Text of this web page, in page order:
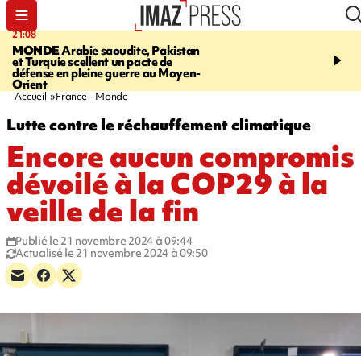
21:08
MONDEArabie saoudite, Pakistan
et Turquie scellent un pacte de
défense en pleine guerre au Moyen-
Orient
08:11
de cartes à
Accueil France - Monde
Lutte contre le réchauffement climatique
Encore aucun compromis
dévoilé à la COP29 à la
veille de la fin
Publié le 21 novembre 2024 à 09:44
Actualisé le 21 novembre 2024 à 09:50